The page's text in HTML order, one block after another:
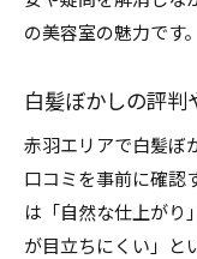
の美容室の魅力です。
白髪ぼかしの評判
赤羽エリアで白髪ぼ
口コミを事前に確認
は「自然な仕上がり
が目立ちにくい」と